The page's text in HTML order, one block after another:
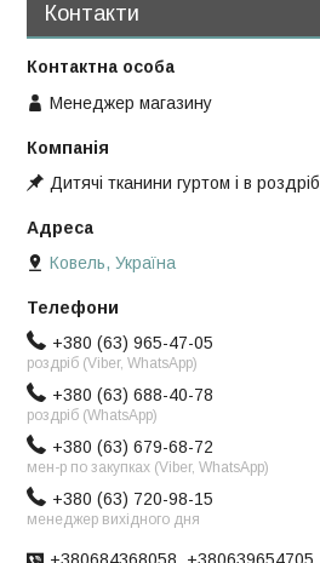
Контакти
Менеджер магазину
Дитячі тканини гуртом і в роздріб
Ковель, Україна
+380 (63) 965-47-05
роздріб (Viber, WhatsApp)
+380 (63) 688-40-78
роздріб (WhatsApp)
+380 (63) 679-68-72
мен-р по закупках (Viber, WhatsApp)
+380 (63) 720-98-15
менеджер вихідного дня